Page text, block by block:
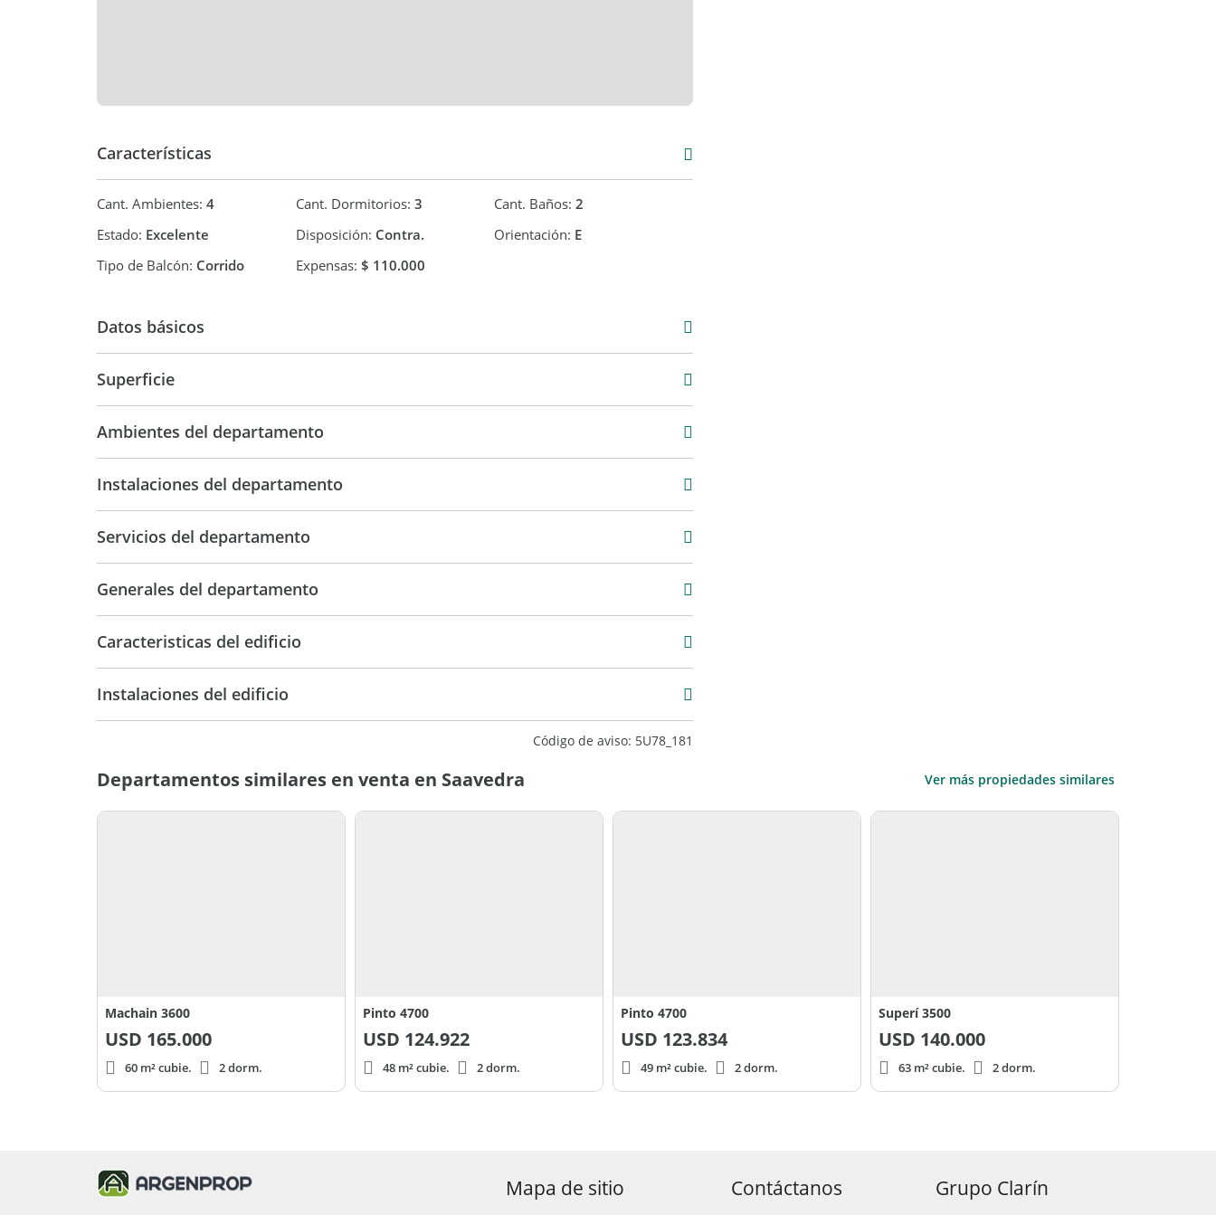
Características
Cant. Ambientes: 4 Cant. Dormitorios: 3 Cant. Baños:2
Estado: Excelente Disposición: Contra. Orientación: E
Tipo de Balcón: Corrido Expensas: $ 110.000
Datos básicos
Departamento
Superficie
Ambientes del departamento
Instalaciones del departamento
Servicios del departamento
Generales del departamento
Caracteristicas del edificio
Instalaciones del edificio
Código de aviso: 5U78_181
Departamentos similares en venta en Saavedra Ver más propiedades similares
Machain 3600
USD 165.000
60 m² cubie. 2 dorm.
Pinto 4700
USD 124.922
48 m² cubie. 2 dorm.
Pinto 4700
USD 123.834
49 m² cubie. 2 dorm.
Superí 3500
USD 140.000
63 m² cubie. 2 dorm.
Mapa de sitio Contáctanos Grupo Clarín